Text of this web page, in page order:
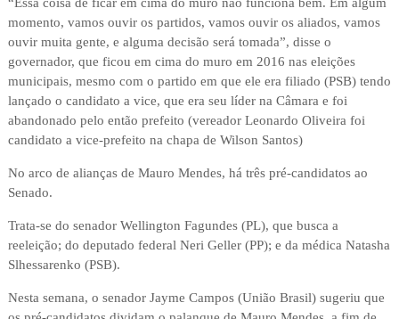
momento, vamos ouvir os partidos, vamos ouvir os aliados, vamos
ouvir muita gente, e alguma decisão será tomada”, disse o
governador, que ficou em cima do muro em 2016 nas eleições
municipais, mesmo com o partido em que ele era filiado (PSB) tendo
lançado o candidato a vice, que era seu líder na Câmara e foi
abandonado pelo então prefeito (vereador Leonardo Oliveira foi
candidato a vice-prefeito na chapa de Wilson Santos)
No arco de alianças de Mauro Mendes, há três pré-candidatos ao
Senado.
Trata-se do senador Wellington Fagundes (PL), que busca a
reeleição; do deputado federal Neri Geller (PP); e da médica Natasha
Slhessarenko (PSB).
Nesta semana, o senador Jayme Campos (União Brasil) sugeriu que